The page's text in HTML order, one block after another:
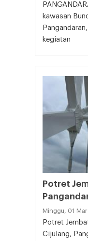
kawasan
kegiatan
Potret
Minggu, 01
Potret
Cijulang,